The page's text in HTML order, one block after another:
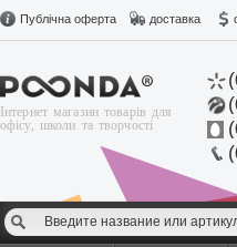
Публічна оферта доставка
Інтернет магазин товарів для
офісу, школи та творчості